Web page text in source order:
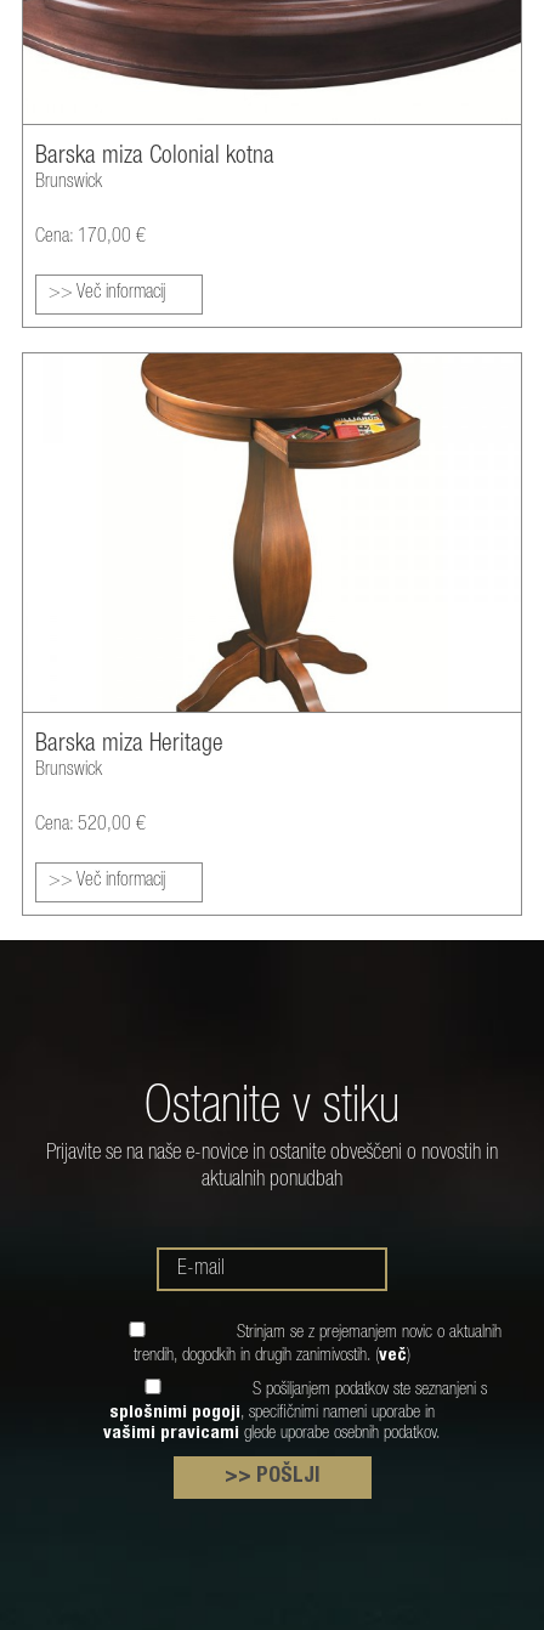
Barska miza Colonial kotna
Brunswick
Cena: 170,00 €
>> Več informacij
Barska miza Heritage
Brunswick
Cena: 520,00 €
>> Več informacij
Ostanite v stiku
Prijavite se na naše e-novice in ostanite obveščeni o novostih in
aktualnih ponudbah
Strinjam se z prejemanjem novic o aktualnih
trendih, dogodkih in drugih zanimivostih. (več)
S pošiljanjem podatkov ste seznanjeni s
splošnimi pogoji, specifičnimi nameni uporabe in
vašimi pravicami glede uporabe osebnih podatkov.
>> POŠLJI